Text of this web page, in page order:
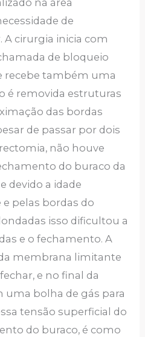
na área
de
cirurgia inicia com
de bloqueio
recebe também uma
é removida estruturas
das bordas
de passar por dois
não houve
do buraco da
devido a idade
pelas bordas do
isso dificultou a
e o fechamento. A
membrana limitante
e no final da
uma bolha de gás para
tensão superficial do
do buraco, é como